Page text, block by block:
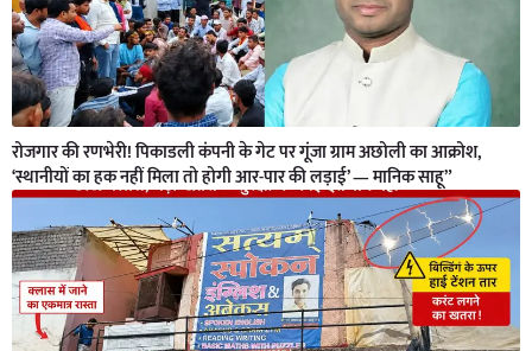
रोजगार की रणभेरी! पिकाडली कंपनी के गेट पर गूंजा ग्राम अछोली का आक्रोश,
‘स्थानीयों का हक नहीं मिला तो होगी आर-पार की लड़ाई’ — मानिक साहू”